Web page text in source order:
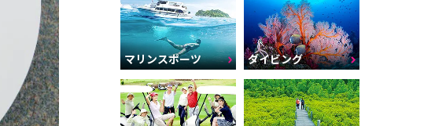
マリンスポーツ ダイビング